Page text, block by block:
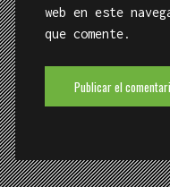
web en este
que comente.